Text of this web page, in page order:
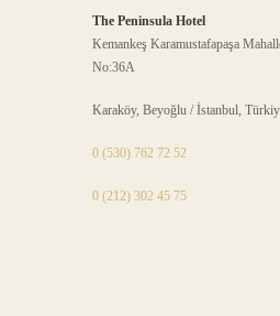
The Peninsula Hotel
Kemankeş Karamustafapaşa
No:36A
Karaköy, Beyoğlu / İstanbul,
0 (530) 762 72 52
0 (212) 302 45 75